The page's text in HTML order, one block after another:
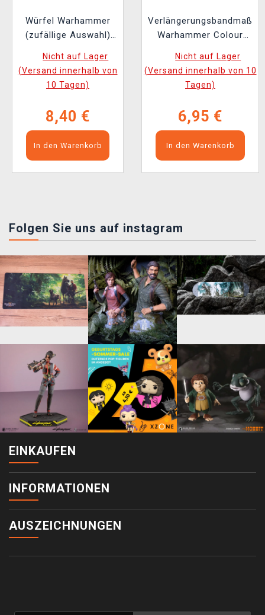
Würfel Warhammer
(zufällige Auswahl)
Nicht auf Lager
(Versand innerhalb von
10 Tagen)
8,40 €
In den Warenkorb
Verlängerungsbandmaß
Warhammer Colour
Nicht auf Lager
(Versand innerhalb von 10
Tagen)
6,95 €
In den Warenkorb
Folgen Sie uns auf instagram
EINKAUFEN
INFORMATIONEN
AUSZEICHNUNGEN